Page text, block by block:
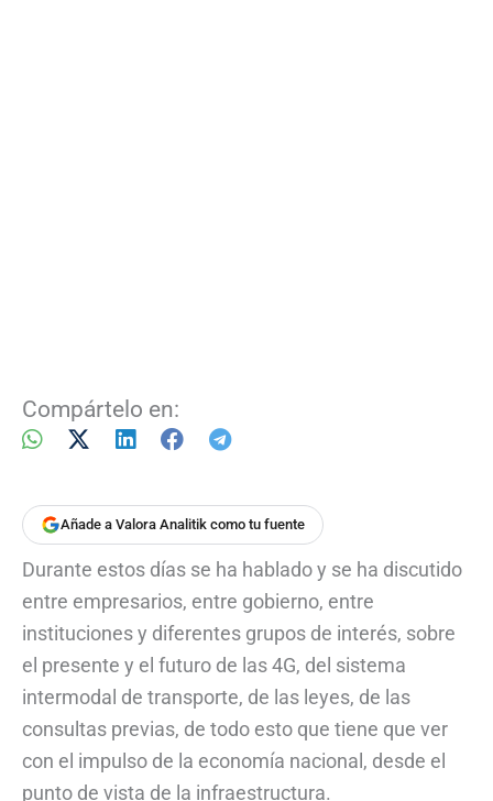
Compártelo en:
Añade a Valora Analitik como tu fuente
Durante estos días se ha hablado y se ha discutido
entre empresarios, entre gobierno, entre
instituciones y diferentes grupos de interés, sobre
el presente y el futuro de las 4G, del sistema
intermodal de transporte, de las leyes, de las
consultas previas, de todo esto que tiene que ver
con el impulso de la economía nacional, desde el
punto de vista de la infraestructura.